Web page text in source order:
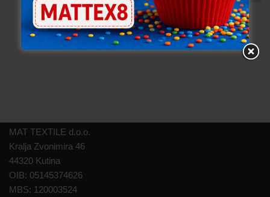
Flis Leda
8,60€ uključ. PDV po metru
MAT TEXTILE d.o.o.
Kralja Zvonimira 46
44320 Kutina
OIB: 05145374626
MBS: 120003524